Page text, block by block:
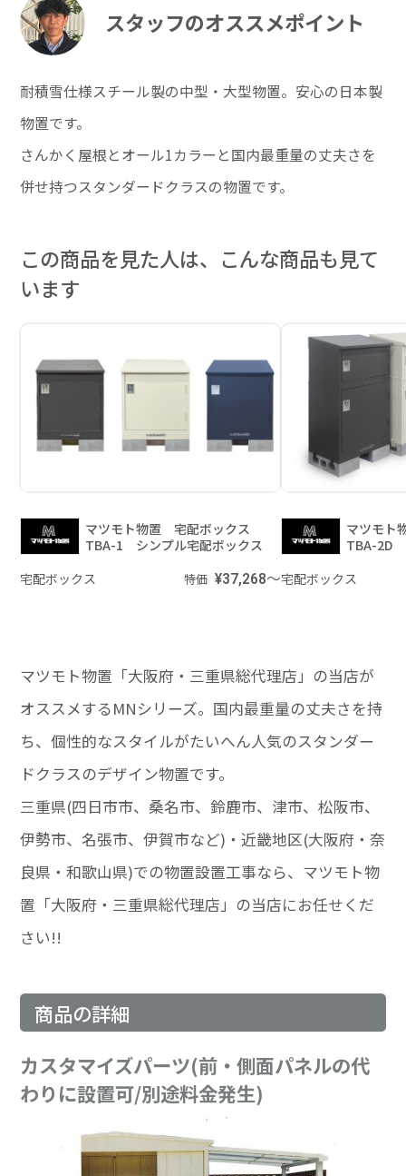
スタッフのオススメポイント
耐積雪仕様スチール製の中型・大型物置。安心の日本製
物置です。
さんかく屋根とオール1カラーと国内最重量の丈夫さを
併せ持つスタンダードクラスの物置です。
この商品を見た人は、こんな商品も見て
います
マツモト物置 宅配ボックス
TBA-1 シンプル宅配ボックス
宅配ボックス
特価 ¥37,268～
マツモ
TBA-2D
宅配ボックス
マツモト物置「大阪府・三重県総代理店」の当店が
オススメするMNシリーズ。国内最重量の丈夫さを持
ち、個性的なスタイルがたいへん人気のスタンダー
ドクラスのデザイン物置です。
三重県(四日市市、桑名市、鈴鹿市、津市、松阪市、
伊勢市、名張市、伊賀市など)・近畿地区(大阪府・奈
良県・和歌山県)での物置設置工事なら、マツモト物
置「大阪府・三重県総代理店」の当店にお任せくだ
さい!!
商品の詳細
カスタマイズパーツ(前・側面パネルの代
わりに設置可/別途料金発生)